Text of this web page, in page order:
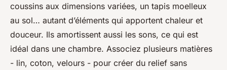
coussins aux dimensions variées, un tapis moelleux
au sol… autant d’éléments qui apportent chaleur et
douceur. Ils amortissent aussi les sons, ce qui est
idéal dans une chambre. Associez plusieurs matières
- lin, coton, velours - pour créer du relief sans